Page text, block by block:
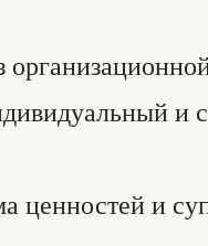
и
ценностей и